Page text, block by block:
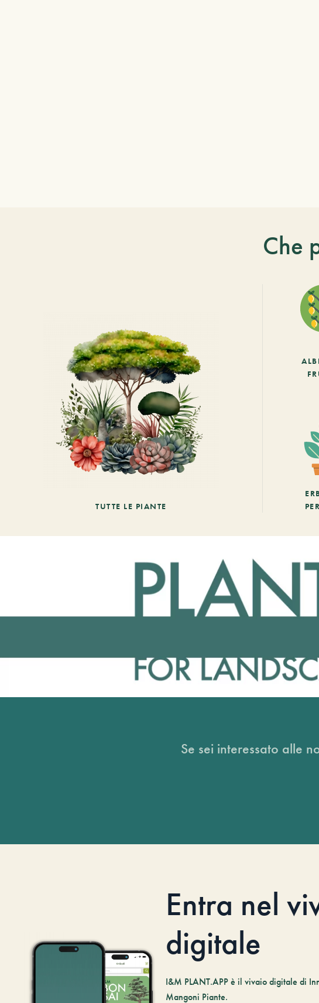
Che
TUTTE LE PIANTE
Se sei interessato alle
Entra nel
digitale
I&M PLANT.APP è il vivaio digitale di
Mangoni Piante.